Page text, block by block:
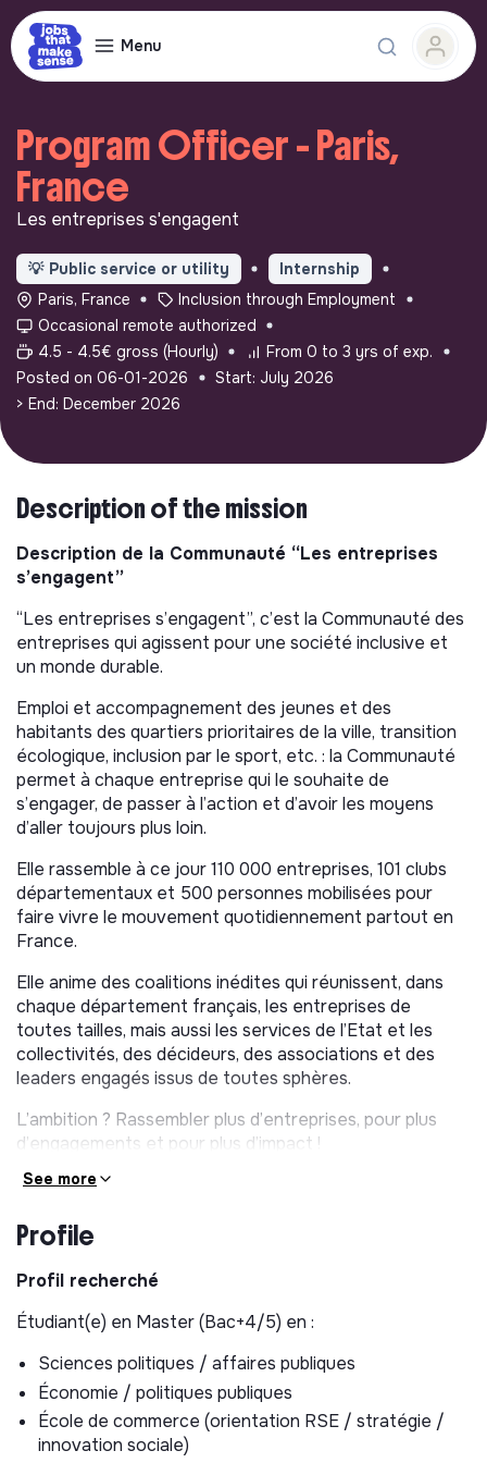
Menu
Program Officer - Paris,
France
Les entreprises s'engagent
💡 Public service or utility
Internship
Paris, France
Inclusion through Employment
Occasional remote authorized
4.5 - 4.5€ gross (Hourly)
From 0 to 3 yrs of exp.
Posted on 06-01-2026
Start: July 2026
> End: December 2026
Description of the mission
Description de la Communauté “Les entreprises
s’engagent”
“Les entreprises s’engagent”, c’est la Communauté des
entreprises qui agissent pour une société inclusive et
un monde durable.
Emploi et accompagnement des jeunes et des
habitants des quartiers prioritaires de la ville, transition
écologique, inclusion par le sport, etc. : la Communauté
permet à chaque entreprise qui le souhaite de
s’engager, de passer à l’action et d’avoir les moyens
d’aller toujours plus loin.
Elle rassemble à ce jour 110 000 entreprises, 101 clubs
départementaux et 500 personnes mobilisées pour
faire vivre le mouvement quotidiennement partout en
France.
Elle anime des coalitions inédites qui réunissent, dans
chaque département français, les entreprises de
toutes tailles, mais aussi les services de l’Etat et les
collectivités, des décideurs, des associations et des
leaders engagés issus de toutes sphères.
L’ambition ? Rassembler plus d’entreprises, pour plus
d’engagements et pour plus d’impact !
Nos missions sont les suivantes
1.Donner aux entreprises les moyens d’agir
Embaucher un jeune en apprentissage, lutter contre le
gaspillage énergétique, devenir mentor, recruter une
personne en situation de handicap, s’engager pour
l’emploi des seniors… Parce qu’il y a autant de façons de
s’engager qu’il y a d’entreprises, nous accompagnons
leur passage à l’action par :
La mise à disposition d’outils et de dispositifs
d’engagement clé en main, permettant à chacun
See more
Profile
Profil recherché
Étudiant(e) en Master (Bac+4/5) en :
Sciences politiques / affaires publiques
Économie / politiques publiques
École de commerce (orientation RSE / stratégie /
innovation sociale)